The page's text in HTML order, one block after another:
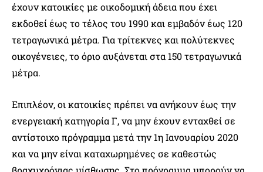
έχουν κατοικίες με οικοδομική άδεια που έχει
εκδοθεί έως το τέλος του 1990 και εμβαδόν έως 120
τετραγωνικά μέτρα. Για τρίτεκνες και πολύτεκνες
οικογένειες, το όριο αυξάνεται στα 150 τετραγωνικά
μέτρα.
Επιπλέον, οι κατοικίες πρέπει να ανήκουν έως την
ενεργειακή κατηγορία Γ, να μην έχουν ενταχθεί σε
αντίστοιχο πρόγραμμα μετά την 1η Ιανουαρίου 2020
και να μην είναι καταχωρημένες σε καθεστώς